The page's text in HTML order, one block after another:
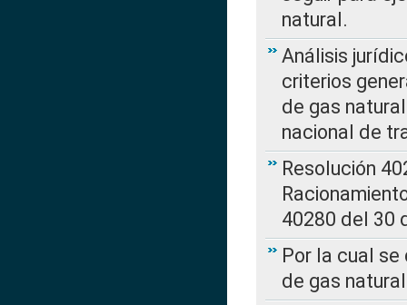
natural.
Análisis
criterios
de gas
nacional de
Resolución
40280 del 30
Por la cual
de gas natural